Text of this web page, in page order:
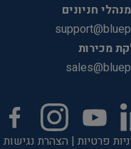
פרטיות | הצהרת נגישות
חניונים
מכירות